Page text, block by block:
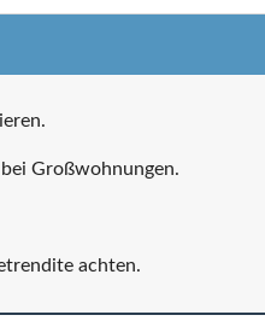
Großwohnungen.
achten.